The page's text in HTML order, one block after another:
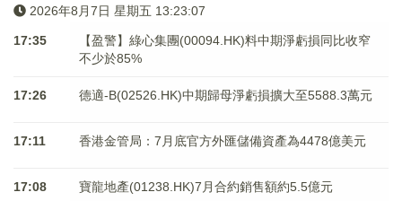
2026年8月7日 星期五 13:23:07
17:35
【盈警】綠心集團(00094.HK)料中期淨虧損同比收窄
不少於85%
17:26 德適-B(02526.HK)中期歸母淨虧損擴大至5588.3萬元
17:11 香港金管局：7月底官方外匯儲備資產為4478億美元
17:08 寶龍地產(01238.HK)7月合約銷售額約5.5億元